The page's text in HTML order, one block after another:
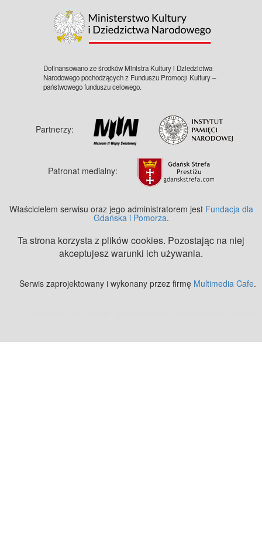
Dofinansowano ze środków Ministra Kultury i Dziedzictwa
Narodowego pochodzących z Funduszu Promocji Kultury –
państwowego funduszu celowego.
Partnerzy:
Patronat medialny:
Właścicielem serwisu oraz jego administratorem jest Fundacja dla
Gdańska i Pomorza.
Ta strona korzysta z plików cookies. Pozostając na niej
akceptujesz warunki ich używania.
Serwis zaprojektowany i wykonany przez firmę Multimedia Cafe.